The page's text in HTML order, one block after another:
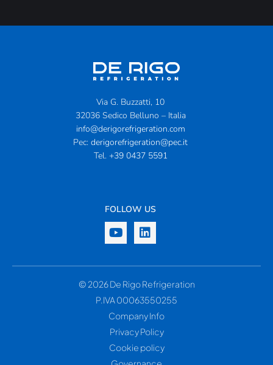
Via G. Buzzatti, 10
32036 Sedico Belluno – Italia
info@derigorefrigeration.com
Pec: derigorefrigeration@pec.it
Tel. +39 0437 5591
FOLLOW US
© 2026 De Rigo Refrigeration
P.IVA 00063550255
Company Info
Privacy Policy
Cookie policy